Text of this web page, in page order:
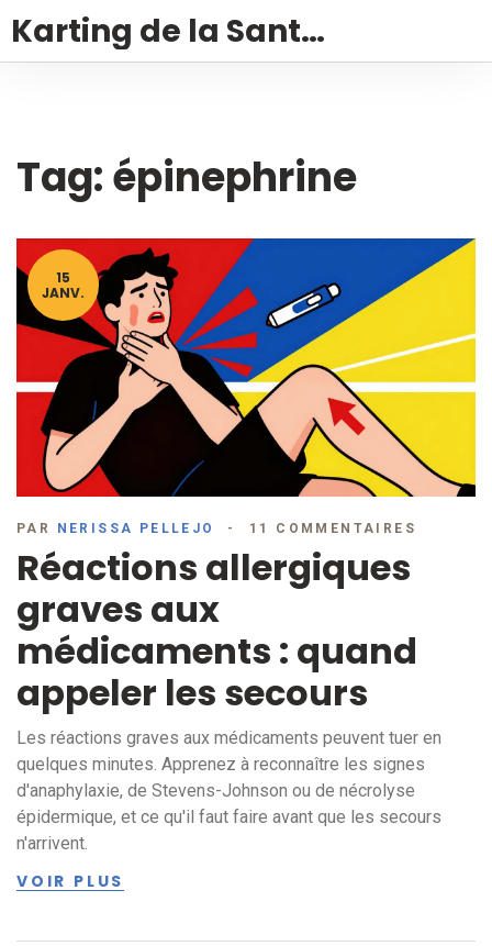
Karting de la Santé – Montalivet
Tag: épinephrine
15
JANV.
PAR NERISSA PELLEJO 11 COMMENTAIRES
Réactions allergiques
graves aux
médicaments : quand
appeler les secours
Les réactions graves aux médicaments peuvent tuer en
quelques minutes. Apprenez à reconnaître les signes
d'anaphylaxie, de Stevens-Johnson ou de nécrolyse
épidermique, et ce qu'il faut faire avant que les secours
n'arrivent.
VOIR PLUS